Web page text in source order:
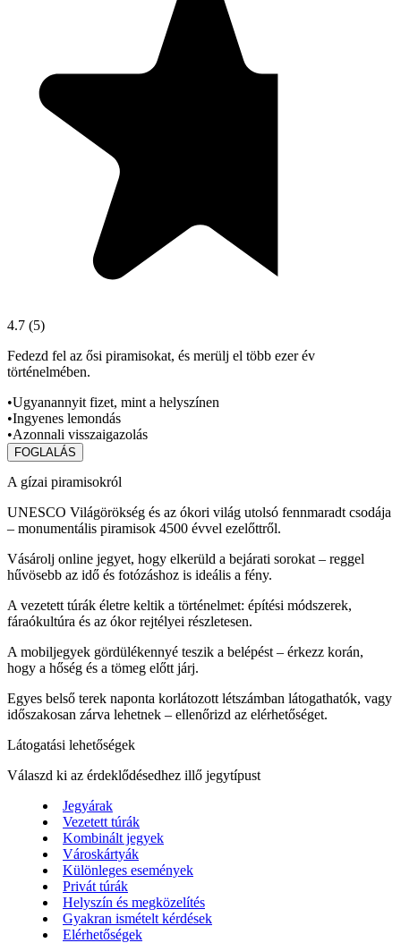
4.7 (5)
Fedezd fel az ősi piramisokat, és merülj el több ezer év
történelmében.
•Ugyanannyit fizet, mint a helyszínen
•Ingyenes lemondás
•Azonnali visszaigazolás
FOGLALÁS
A gízai piramisokról
UNESCO Világörökség és az ókori világ utolsó fennmaradt csodája
– monumentális piramisok 4500 évvel ezelőttről.
Vásárolj online jegyet, hogy elkerüld a bejárati sorokat – reggel
hűvösebb az idő és fotózáshoz is ideális a fény.
A vezetett túrák életre keltik a történelmet: építési módszerek,
fáraókultúra és az ókor rejtélyei részletesen.
A mobiljegyek gördülékennyé teszik a belépést – érkezz korán,
hogy a hőség és a tömeg előtt járj.
Egyes belső terek naponta korlátozott létszámban látogathatók, vagy
időszakosan zárva lehetnek – ellenőrizd az elérhetőséget.
Látogatási lehetőségek
Válaszd ki az érdeklődésedhez illő jegytípust
Jegyárak
Vezetett túrák
Kombinált jegyek
Városkártyák
Különleges események
Privát túrák
Helyszín és megközelítés
Gyakran ismételt kérdések
Elérhetőségek